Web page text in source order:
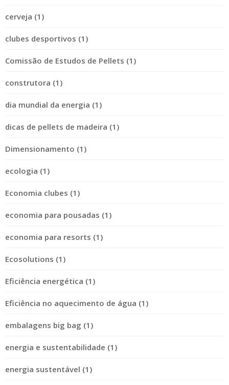
cerveja (1)
clubes desportivos (1)
Comissão de Estudos de Pellets (1)
construtora (1)
dia mundial da energia (1)
dicas de pellets de madeira (1)
Dimensionamento (1)
ecologia (1)
Economia clubes (1)
economia para pousadas (1)
economia para resorts (1)
Ecosolutions (1)
Eficiência energética (1)
Eficiência no aquecimento de água (1)
embalagens big bag (1)
energia e sustentabilidade (1)
energia sustentável (1)